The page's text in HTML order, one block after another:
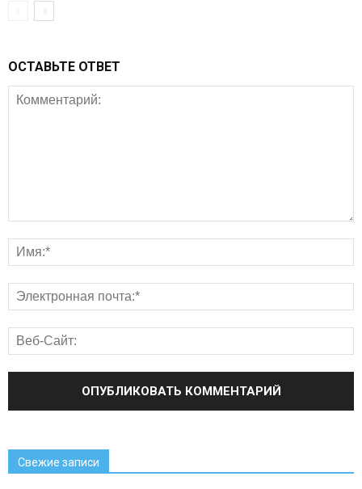
ОСТАВЬТЕ ОТВЕТ
Свежие записи